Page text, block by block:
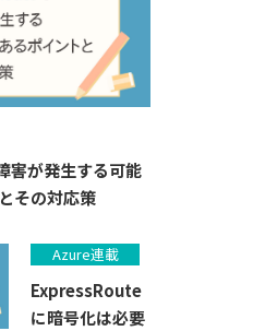
害が発生する可能
その対応策
Azure連載
ExpressRoute
に暗号化は必要